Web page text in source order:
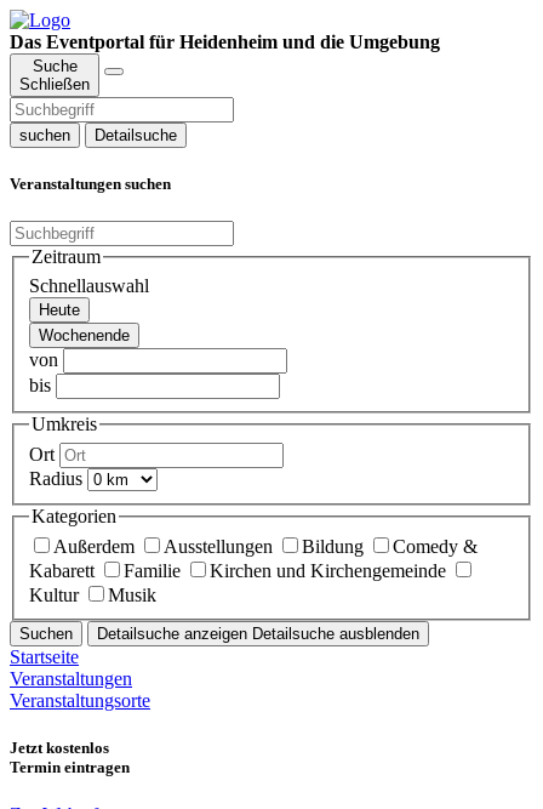
Das Eventportal für Heidenheim und die Umgebung
Suche
Schließen
suchen Detailsuche
Veranstaltungen suchen
Zeitraum
Schnellauswahl
Heute
Wochenende
von
bis
Umkreis
Ort
Radius
Kategorien
Außerdem
Ausstellungen Bildung
Comedy &
Kabarett
Familie
Kirchen und Kirchengemeinde
Kultur
Musik
Suchen Detailsuche anzeigen Detailsuche ausblenden
Startseite
Veranstaltungen
Veranstaltungsorte
Jetzt kostenlos
Termin eintragen